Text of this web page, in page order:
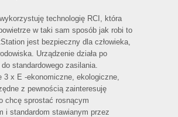
technologię RCI, która
w taki sam sposób jak robi to
jest bezpieczny dla człowieka,
Urządzenie działa po
do standardowego zasilania.
3 x E -ekonomiczne, ekologiczne,
z pewnością zainteresuję
chcę sprostać rosnącym
i standardom stawianym przez